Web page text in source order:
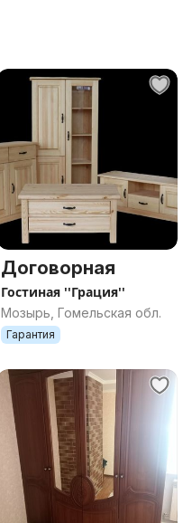
Договорная
Гостиная ''Грация''
Мозырь, Гомельская обл.
Гарантия